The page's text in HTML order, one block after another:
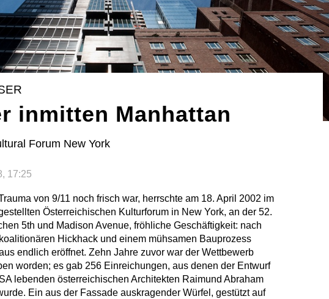
inmitten Manhattan
Forum New York
17:25
von 9/11 noch frisch war, herrschte am 18. April 2002 im
Österreichischen Kulturforum in New York, an der 52.
5th und Madison Avenue, fröhliche Geschäftigkeit: nach
Hickhack und einem mühsamen Bauprozess
endlich eröffnet. Zehn Jahre zuvor war der Wettbewerb
worden; es gab 256 Einreichungen, aus denen der Entwurf
lebenden österreichischen Architekten Raimund Abraham
Ein aus der Fassade auskragender Würfel, gestützt auf